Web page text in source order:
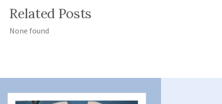
Related Posts
None found